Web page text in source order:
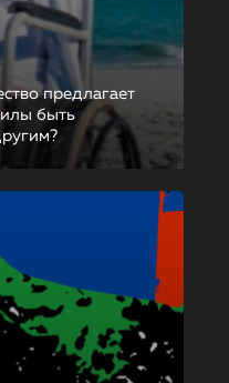
предлагает
быть